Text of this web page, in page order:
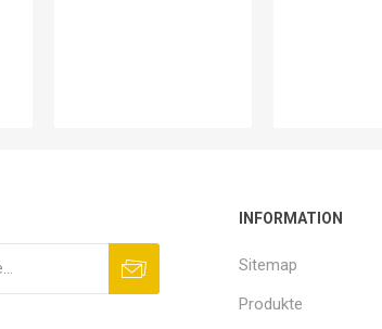
INFORMATION
Sitemap
Produkte